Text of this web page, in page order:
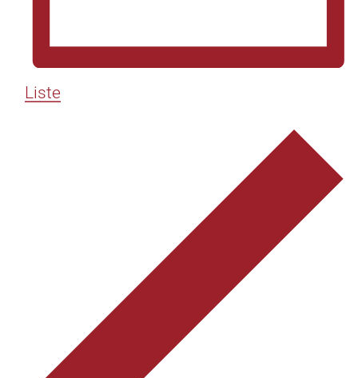
Liste